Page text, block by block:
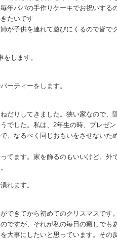
年パパの手作りケーキでお祝いする
たいです
が子供を連れて遊びにくるので皆で
します。
ーティーをします。
だりしてきました。狭い家なので、
でした。私は、2年生の時、プレゼ
、なるべく同じおもいをさせないた
てます。家を飾るのもいいけど、外
れます。
できてから初めてのクリスマスです
ですが、それが私の毎日の癒しでも
大事にしたいと思っています。その